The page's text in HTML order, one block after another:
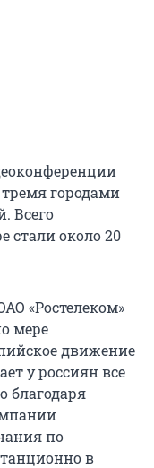
городами
Всего
стали около 20
«Ростелеком»
мере
движение
у россиян все
благодаря
по
в